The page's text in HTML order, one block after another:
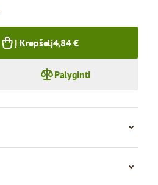
Į Krepšelį4,84 €
Palyginti